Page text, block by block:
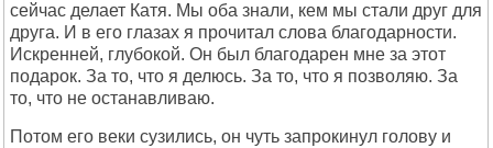
сейчас делает Катя. Мы оба знали, кем мы стали друг для
друга. И в его глазах я прочитал слова благодарности.
Искренней, глубокой. Он был благодарен мне за этот
подарок. За то, что я делюсь. За то, что я позволяю. За
то, что не останавливаю.
Потом его веки сузились, он чуть запрокинул голову и